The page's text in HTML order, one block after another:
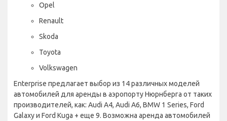
Opel
Renault
Skoda
Toyota
Volkswagen
Enterprise предлагает выбор из 14 различных моделей
автомобилей для аренды в аэропорту Нюрнберга от таких
производителей, как: Audi A4, Audi A6, BMW 1 Series, Ford
Galaxy и Ford Kuga + еще 9. Возможна аренда автомобилей